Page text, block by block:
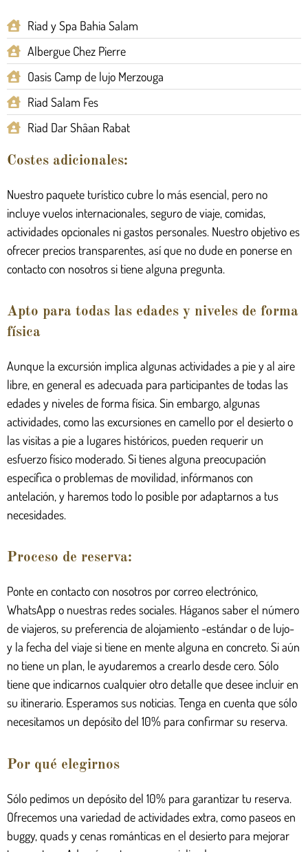
Riad y Spa Bahia Salam
Albergue Chez Pierre
Oasis Camp de lujo Merzouga
Riad Salam Fes
Riad Dar Shâan Rabat
Costes adicionales:
Nuestro paquete turístico cubre lo más esencial, pero no
incluye vuelos internacionales, seguro de viaje, comidas,
actividades opcionales ni gastos personales. Nuestro objetivo es
ofrecer precios transparentes, así que no dude en ponerse en
contacto con nosotros si tiene alguna pregunta.
Apto para todas las edades y niveles de forma
física
Aunque la excursión implica algunas actividades a pie y al aire
libre, en general es adecuada para participantes de todas las
edades y niveles de forma física. Sin embargo, algunas
actividades, como las excursiones en camello por el desierto o
las visitas a pie a lugares históricos, pueden requerir un
esfuerzo físico moderado. Si tienes alguna preocupación
específica o problemas de movilidad, infórmanos con
antelación, y haremos todo lo posible por adaptarnos a tus
necesidades.
Proceso de reserva:
Ponte en contacto con nosotros por correo electrónico,
WhatsApp o nuestras redes sociales. Háganos saber el número
de viajeros, su preferencia de alojamiento -estándar o de lujo-
y la fecha del viaje si tiene en mente alguna en concreto. Si aún
no tiene un plan, le ayudaremos a crearlo desde cero. Sólo
tiene que indicarnos cualquier otro detalle que desee incluir en
su itinerario. Esperamos sus noticias. Tenga en cuenta que sólo
necesitamos un depósito del 10% para confirmar su reserva.
Por qué elegirnos
Sólo pedimos un depósito del 10% para garantizar tu reserva.
Ofrecemos una variedad de actividades extra, como paseos en
buggy, quads y cenas románticas en el desierto para mejorar